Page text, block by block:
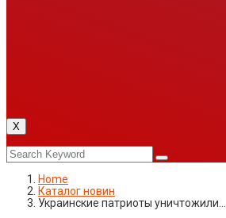
X
Home
Каталог новин
Украинские патриоты уничтожили…